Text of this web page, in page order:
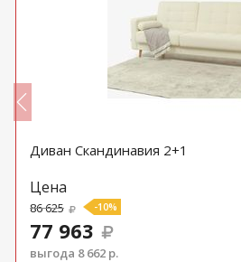
Диван Скандинавия 2+1
Цена
86 625 -10%
77 963
выгода 8 662 р.